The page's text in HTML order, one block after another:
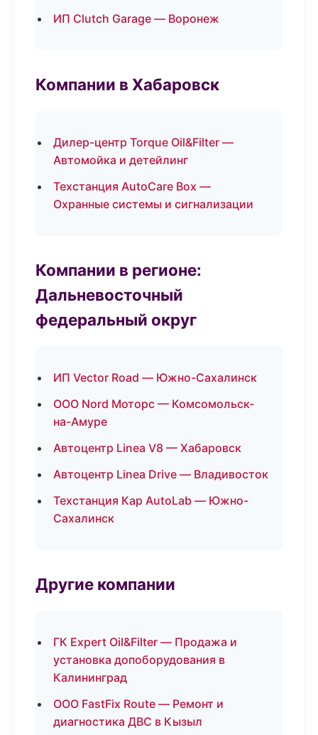
ИП Clutch Garage — Воронеж
Компании в Хабаровск
Дилер-центр Torque Oil&Filter —
Автомойка и детейлинг
Техстанция AutoCare Box —
Охранные системы и сигнализации
Компании в регионе:
Дальневосточный
федеральный округ
ИП Vector Road — Южно-Сахалинск
ООО Nord Моторс — Комсомольск-
на-Амуре
Автоцентр Linea V8 — Хабаровск
Автоцентр Linea Drive — Владивосток
Техстанция Кар AutoLab — Южно-
Сахалинск
Другие компании
ГК Expert Oil&Filter — Продажа и
установка допоборудования в
Калининград
ООО FastFix Route — Ремонт и
диагностика ДВС в Кызыл